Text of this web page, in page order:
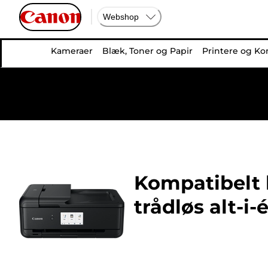
Webshop
Kameraer Blæk, Toner og Papir Printere og
Kompatibelt
trådløs alt-i-